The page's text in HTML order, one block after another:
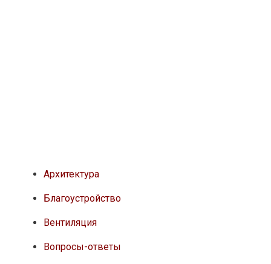
Архитектура
Благоустройство
Вентиляция
Вопросы-ответы